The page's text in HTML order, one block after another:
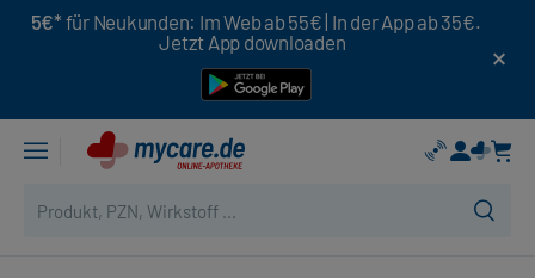
5€* für Neukunden: Im Web ab 55€ | In der App ab 35€.
Jetzt App downloaden